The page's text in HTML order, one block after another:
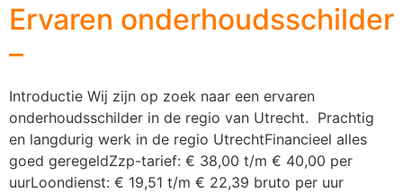
Ervaren onderhoudsschilder
–
Introductie Wij zijn op zoek naar een ervaren
onderhoudsschilder in de regio van Utrecht. Prachtig
en langdurig werk in de regio UtrechtFinancieel alles
goed geregeldZzp-tarief: € 38,00 t/m € 40,00 per
uurLoondienst: € 19,51 t/m € 22,39 bruto per uur